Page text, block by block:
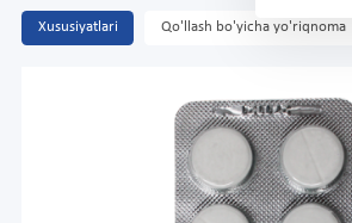
Xususiyatlari Qo'llash bo'yicha yo'riqnoma